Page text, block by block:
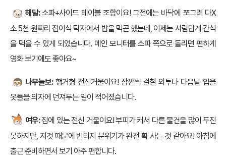
해달:소파+사이드 테이블 조합이요! 그전에는 바닥에 쪼그려 다X
소 5천 원짜리 접이식 탁자에서 밥을 먹곤 했는데, 이제는 사람답게 간식
을 먹을 수 있게 되었습니다. 메인 모니터를 소파 쪽으로 돌리면 편하게
영화 보기에도 좋아요~
나무늘보: 행거형 전신거울이요! 잠깐씩 걸칠 외투나 다음날 입을
옷들을 의자에 던져두는 일이 적어졌습니다.
여우:집에 있는 전신 거울이요! 부피가 커서 다른 물건을 많이 두진
못하지만, 저것 때문에 빈티지 분위기가 완전 확 사는 것 같아요! 아침에
출근 준비하면서 보기 아주 편합니다.